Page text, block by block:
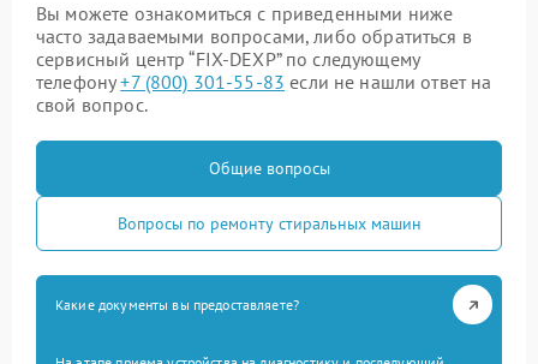
Вы можете ознакомиться с приведенными ниже
часто задаваемыми вопросами, либо обратиться в
сервисный центр “FIX-DEXP” по следующему
телефону+7 (800) 301-55-83 если не нашли ответ на
свой вопрос.
Общие вопросы
Вопросы по ремонту стиральных машин
Какие документы вы предоставляете?